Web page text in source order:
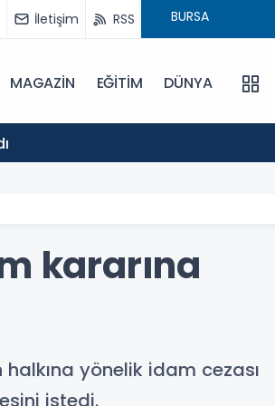
İletişim RSS
MAGAZİN EĞİTİM DÜNYA
kararına
yönelik idam cezası
istedi.